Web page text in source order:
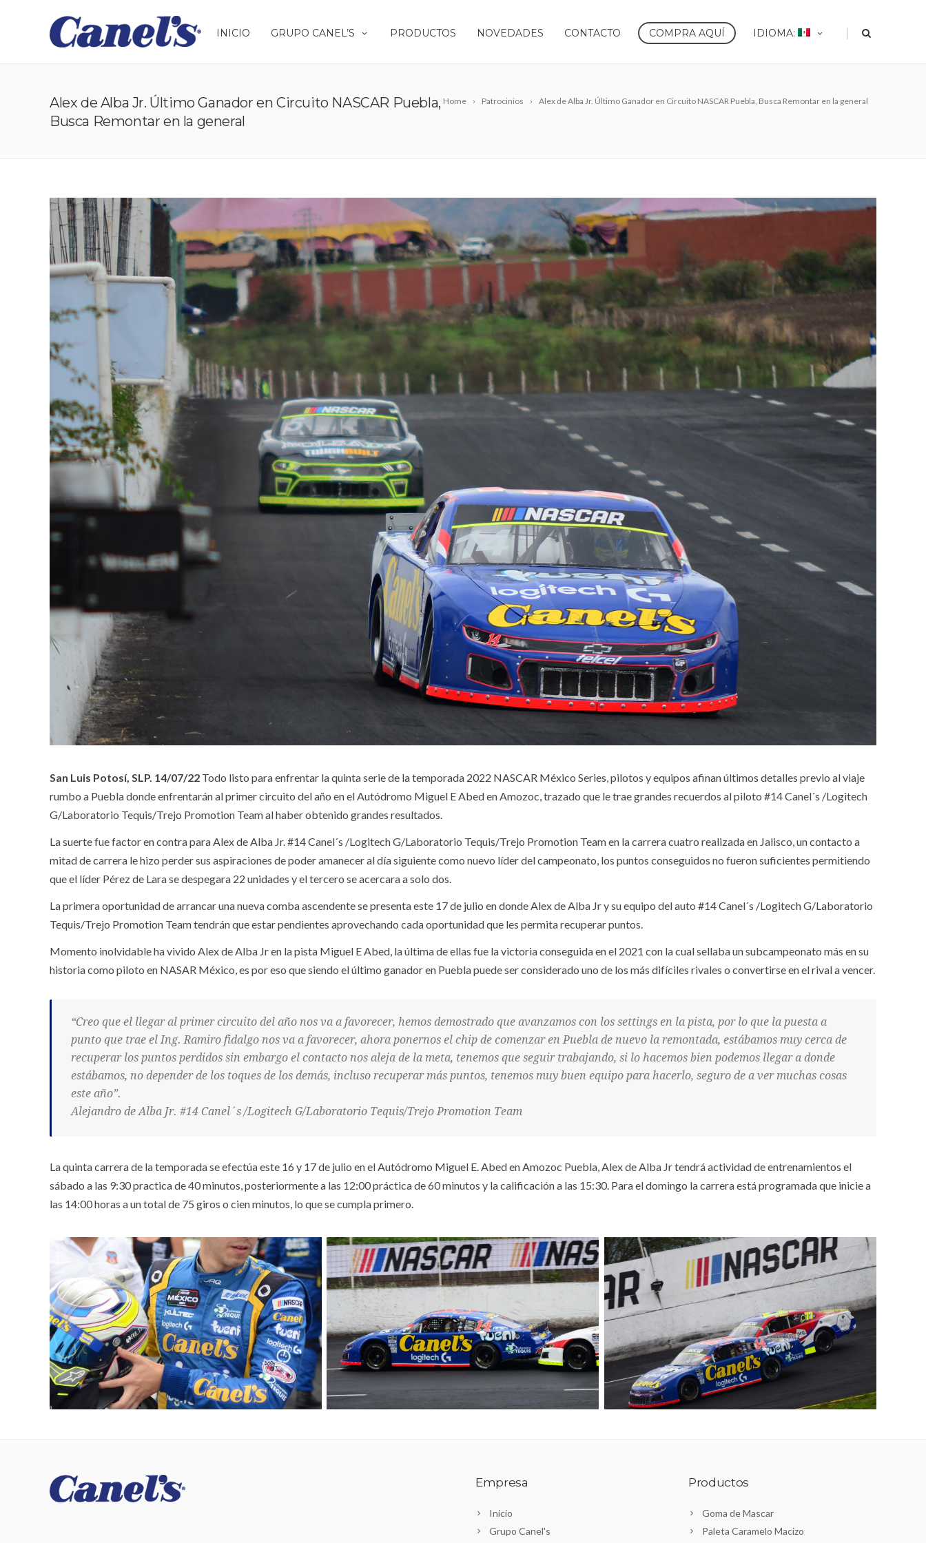
INICIO GRUPO CANEL’S PRODUCTOS NOVEDADES CONTACTO COMPRA AQUÍ IDIOMA: |
Home Patrocinios Alex de Alba Jr. Último Ganador en Circuito NASCAR Puebla, Busca Remontar en la general
Alex de Alba Jr. Último Ganador en Circuito NASCAR Puebla,
Busca Remontar en la general
San Luis Potosí, SLP. 14/07/22 Todo listo para enfrentar la quinta serie de la temporada 2022 NASCAR México Series, pilotos y equipos afinan últimos detalles previo al viaje
rumbo a Puebla donde enfrentarán al primer circuito del año en el Autódromo Miguel E Abed en Amozoc, trazado que le trae grandes recuerdos al piloto #14 Canel´s /Logitech
G/Laboratorio Tequis/Trejo Promotion Team al haber obtenido grandes resultados.
La suerte fue factor en contra para Alex de Alba Jr. #14 Canel´s /Logitech G/Laboratorio Tequis/Trejo Promotion Team en la carrera cuatro realizada en Jalisco, un contacto a
mitad de carrera le hizo perder sus aspiraciones de poder amanecer al día siguiente como nuevo líder del campeonato, los puntos conseguidos no fueron suficientes permitiendo
que el líder Pérez de Lara se despegara 22 unidades y el tercero se acercara a solo dos.
La primera oportunidad de arrancar una nueva comba ascendente se presenta este 17 de julio en donde Alex de Alba Jr y su equipo del auto #14 Canel´s /Logitech G/Laboratorio
Tequis/Trejo Promotion Team tendrán que estar pendientes aprovechando cada oportunidad que les permita recuperar puntos.
Momento inolvidable ha vivido Alex de Alba Jr en la pista Miguel E Abed, la última de ellas fue la victoria conseguida en el 2021 con la cual sellaba un subcampeonato más en su
historia como piloto en NASAR México, es por eso que siendo el último ganador en Puebla puede ser considerado uno de los más difíciles rivales o convertirse en el rival a vencer.
“Creo que el llegar al primer circuito del año nos va a favorecer, hemos demostrado que avanzamos con los settings en la pista, por lo que la puesta a
punto que trae el Ing. Ramiro fidalgo nos va a favorecer, ahora ponernos el chip de comenzar en Puebla de nuevo la remontada, estábamos muy cerca de
recuperar los puntos perdidos sin embargo el contacto nos aleja de la meta, tenemos que seguir trabajando, si lo hacemos bien podemos llegar a donde
estábamos, no depender de los toques de los demás, incluso recuperar más puntos, tenemos muy buen equipo para hacerlo, seguro de a ver muchas cosas
este año”.
Alejandro de Alba Jr. #14 Canel´s /Logitech G/Laboratorio Tequis/Trejo Promotion Team
La quinta carrera de la temporada se efectúa este 16 y 17 de julio en el Autódromo Miguel E. Abed en Amozoc Puebla, Alex de Alba Jr tendrá actividad de entrenamientos el
sábado a las 9:30 practica de 40 minutos, posteriormente a las 12:00 práctica de 60 minutos y la calificación a las 15:30. Para el domingo la carrera está programada que inicie a
las 14:00 horas a un total de 75 giros o cien minutos, lo que se cumpla primero.
Empresa
Inicio
Grupo Canel's
Productos
Goma de Mascar
Paleta Caramelo Macizo